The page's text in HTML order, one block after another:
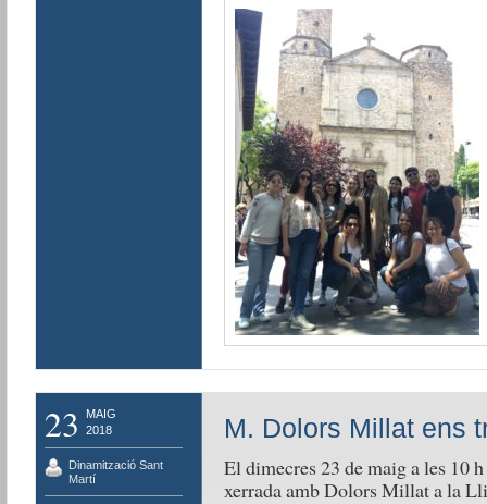
23
MAIG
2018
Dinamització Sant
Martí
M. Dolors Millat ens
El dimecres 23 de maig a les 10
xerrada amb Dolors Millat a la